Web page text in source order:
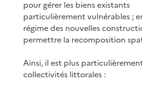
pour gérer les biens existants
particulièrement vulnérables ;
régime des nouvelles
permettre la recomposition
Ainsi, il est plus
collectivités littorales :